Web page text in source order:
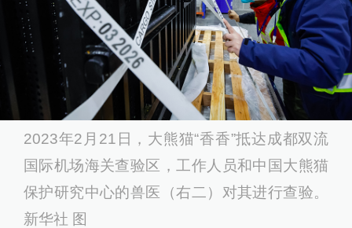
2023年2月21日，大熊猫“香香”抵达成都双流
国际机场海关查验区，工作人员和中国大熊猫
保护研究中心的兽医（右二）对其进行查验。
新华社 图